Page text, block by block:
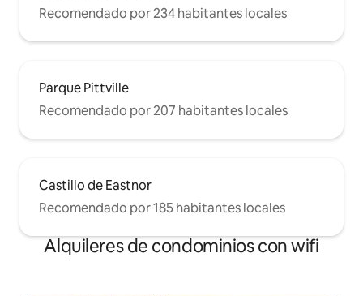
Recomendado por 234 habitantes locales
Parque Pittville
Recomendado por 207 habitantes locales
Castillo de Eastnor
Recomendado por 185 habitantes locales
Alquileres de condominios con wifi